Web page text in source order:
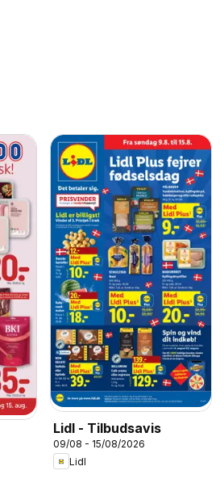
Lidl - Tilbudsavis
09/08 - 15/08/2026
Lidl